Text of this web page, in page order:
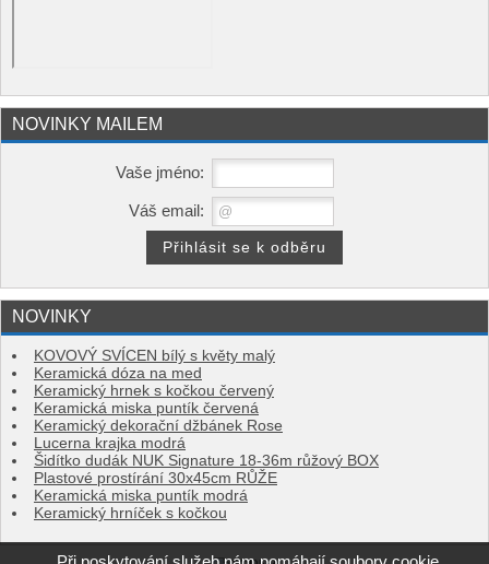
NOVINKY MAILEM
Vaše jméno:
Váš email:
NOVINKY
KOVOVÝ SVÍCEN bílý s květy malý
Keramická dóza na med
Keramický hrnek s kočkou červený
Keramická miska puntík červená
Keramický dekorační džbánek Rose
Lucerna krajka modrá
Šidítko dudák NUK Signature 18-36m růžový BOX
Plastové prostírání 30x45cm RŮŽE
Keramická miska puntík modrá
Keramický hrníček s kočkou